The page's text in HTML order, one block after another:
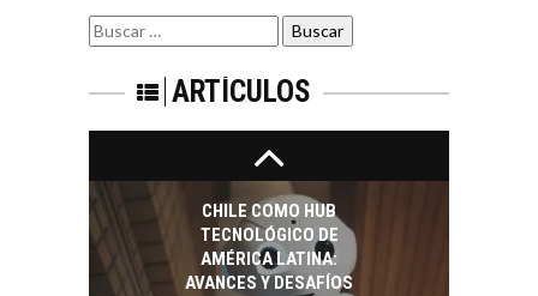
Buscar
por:
ARTÍCULOS
Estratégico para el
Desarrollo Turístico…
LA INDUSTRIA
MINERA CHILENA
DE LA
SOSTENIBILIDAD
Minería chilena: un
el reto ineludible de…
CHILE COMO HUB
TECNOLÓGICO DE
AMÉRICA LATINA:
AVANCES Y DESAFÍOS